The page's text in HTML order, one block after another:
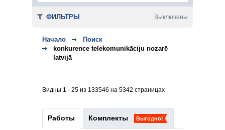
Начало
Поиск
konkurence telekomunikāciju nozarē
latvijā
Видны 1 - 25 из 133546 на 5342 страницах
Работы Комплекты Выгодно!
ФИЛЬТРЫ Выключены